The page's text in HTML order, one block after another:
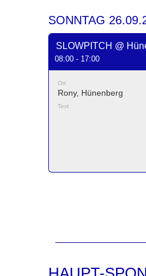
SONNTAG
SLOWPITCH @
08:00 - 17:00
Ort
Rony, Hünenberg
Text